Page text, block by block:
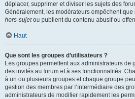
déplacer, supprimer et diviser les sujets des
Généralement, les modérateurs empêchent
hors-sujetou publient du contenu abusif ou
Haut
Que sont les groupes d’utilisateurs ?
Les groupes permettent aux administrateurs de
des invités au forum et à ses fonctionnalités.
à un ou plusieurs groupes et chaque groupe
gestion des membres par l’intermédiaire des
administrateurs de modifier rapidement les